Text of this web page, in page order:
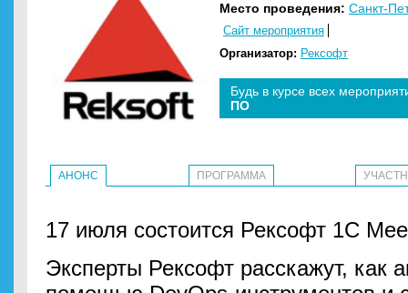
Место проведения: Санкт-
Сайт мероприятия
Организатор: Рексофт
Будь в курсе всех
ПО
АНОНС ПРОГРАММА
17 июля состоится Рексофт 1С
Эксперты Рексофт расскажут, как